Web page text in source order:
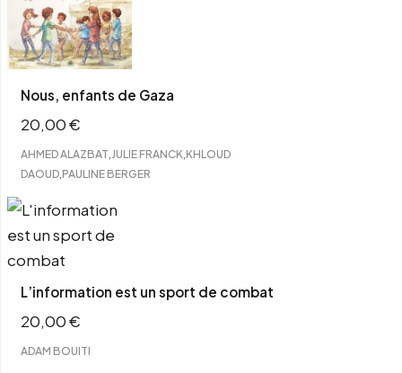
Nous, enfants de Gaza
20,00€
AHMED ALAZBAT JULIE FRANCK KHLOUD
DAOUD PAULINE BERGER
L’information est un sport de combat
20,00€
ADAM BOUITI